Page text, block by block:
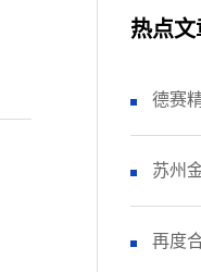
热点文
德赛
&精
苏州
收官
再度